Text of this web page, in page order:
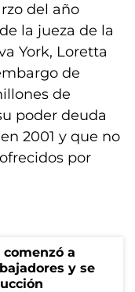
del año
la jueza de la
York, Loretta
de
de
poder deuda
2001 y que no
por
comenzó a
y se